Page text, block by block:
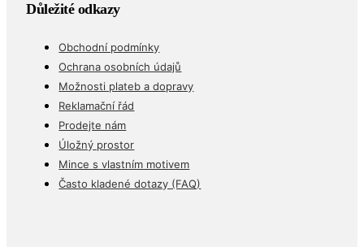
Důležité odkazy
Obchodní podmínky
Ochrana osobních údajů
Možnosti plateb a dopravy
Reklamační řád
Prodejte nám
Úložný prostor
Mince s vlastním motivem
Často kladené dotazy (FAQ)